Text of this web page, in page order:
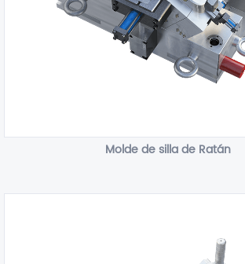
Molde de silla de Ratán